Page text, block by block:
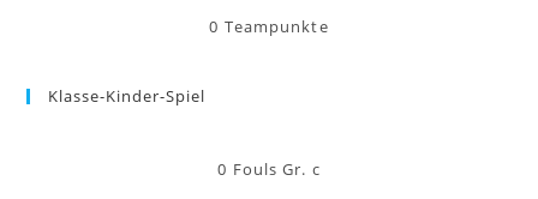
0 Teampunkte
Klasse-Kinder-Spiel
0 Fouls Gr. c